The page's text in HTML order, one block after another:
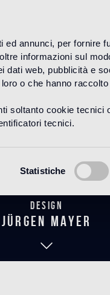
annunci, per fornire
informazioni sul
web, pubblicità e
o che hanno
soltanto cookie
tecnici.
Statistiche
MOSAICO
Design
jürgen mayer